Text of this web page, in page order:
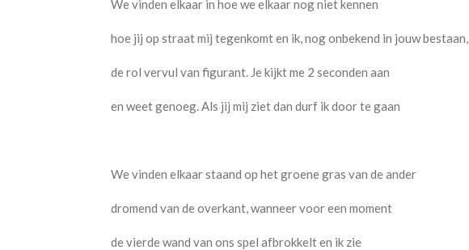
We vinden elkaar in hoe we elkaar nog niet kennen
hoe jij op straat mij tegenkomt en ik, nog onbekend in jouw bestaan,
de rol vervul van figurant. Je kijkt me 2 seconden aan
en weet genoeg. Als jij mij ziet dan durf ik door te gaan
We vinden elkaar staand op het groene gras van de ander
dromend van de overkant, wanneer voor een moment
de vierde wand van ons spel afbrokkelt en ik zie